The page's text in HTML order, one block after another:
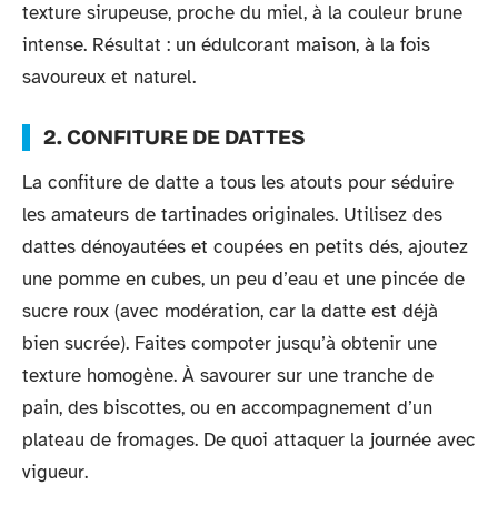
texture sirupeuse, proche du miel, à la couleur brune
intense. Résultat : un édulcorant maison, à la fois
savoureux et naturel.
2. CONFITURE DE DATTES
La confiture de datte a tous les atouts pour séduire
les amateurs de tartinades originales. Utilisez des
dattes dénoyautées et coupées en petits dés, ajoutez
une pomme en cubes, un peu d’eau et une pincée de
sucre roux (avec modération, car la datte est déjà
bien sucrée). Faites compoter jusqu’à obtenir une
texture homogène. À savourer sur une tranche de
pain, des biscottes, ou en accompagnement d’un
plateau de fromages. De quoi attaquer la journée avec
vigueur.